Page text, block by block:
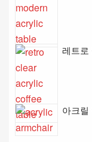
레트로
아크릴